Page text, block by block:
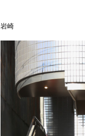
岩崎